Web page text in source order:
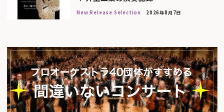
New Release Selection 2026年8月7日